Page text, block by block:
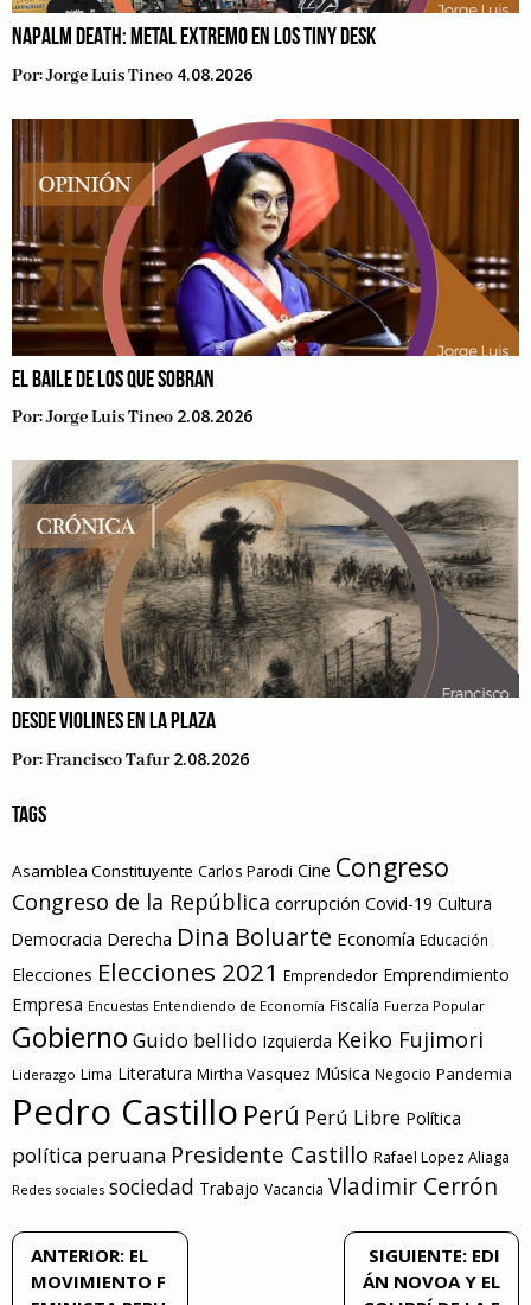
NAPALM DEATH: METAL EXTREMO EN LOS TINY DESK
Por:Jorge Luis Tineo 4.08.2026
EL BAILE DE LOS QUE SOBRAN
Por:Jorge Luis Tineo 2.08.2026
DESDE VIOLINES EN LA PLAZA
Por:Francisco Tafur 2.08.2026
TAGS
Asamblea Constituyente Carlos Parodi Cine Congreso
Congreso de la República corrupción Covid-19 Cultura
Democracia Derecha Dina Boluarte Economía Educación
Elecciones Elecciones 2021 Emprendedor Emprendimiento
Empresa Encuestas Entendiendo de Economía Fiscalía Fuerza Popular
Gobierno Guido bellido Izquierda Keiko Fujimori
Liderazgo Lima Literatura Mirtha Vasquez Música Negocio Pandemia
Pedro Castillo Perú Perú Libre Política
política peruana Presidente Castillo Rafael Lopez Aliaga
Redes sociales sociedad Trabajo Vacancia Vladimir Cerrón
Navegación
de
ANTERIOR: EL
MOVIMIENTO F
SIGUIENTE: EDI
ÁN NOVOA Y EL